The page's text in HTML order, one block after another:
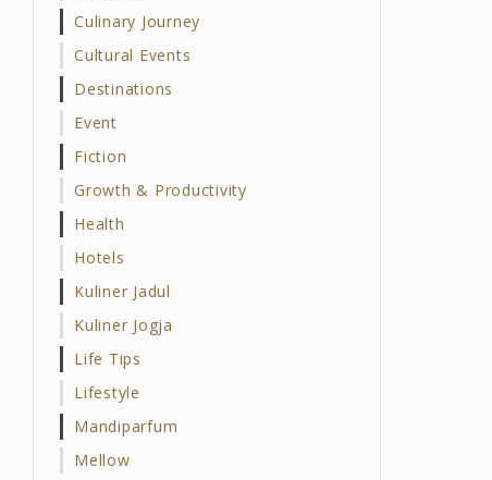
Culinary Journey
Cultural Events
Destinations
Event
Fiction
Growth & Productivity
Health
Hotels
Kuliner Jadul
Kuliner Jogja
Life Tips
Lifestyle
Mandiparfum
Mellow